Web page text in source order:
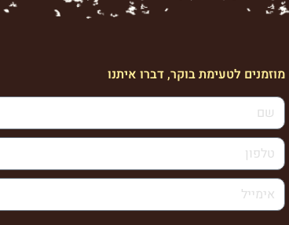
מוזמנים לטעימת בוקר, דברו איתנו